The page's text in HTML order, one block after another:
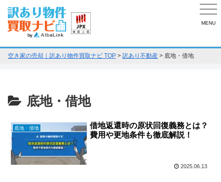
MENU
空き家の売却｜訳あり物件買取ナビ TOP > 訳あり不動産 > 底地・借地
底地・借地
底地・借地
借地返還時の原状回復義務とは？
費用や更地条件も徹底解説！
2025.06.13